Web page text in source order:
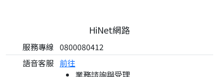
HiNet網路
服務專線 0800080412
語音客服 前往
業務諮詢與受理